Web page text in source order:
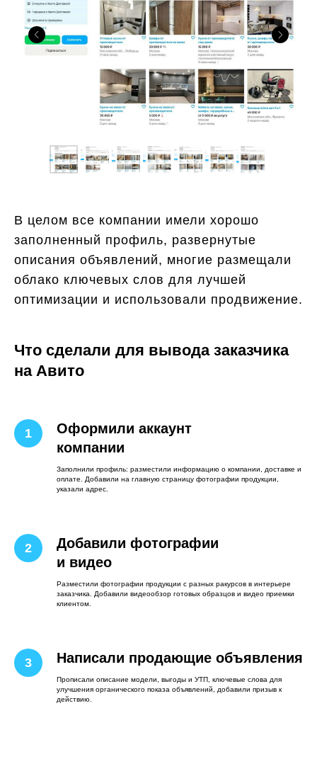
В целом все компании имели хорошо
заполненный профиль, развернутые
описания объявлений, многие размещали
облако ключевых слов для лучшей
оптимизации и использовали продвижение.
Что сделали для вывода заказчика
на Авито
Оформили аккаунт
компании
Заполнили профиль: разместили информацию о компании, доставке и
оплате. Добавили на главную страницу фотографии продукции,
указали адрес.
Добавили фотографии
и видео
Разместили фотографии продукции с разных ракурсов в интерьере
заказчика. Добавили видеообзор готовых образцов и видео приемки
клиентом.
Написали продающие объявления
Прописали описание модели, выгоды и УТП, ключевые слова для
улучшения органического показа объявлений, добавили призыв к
действию.